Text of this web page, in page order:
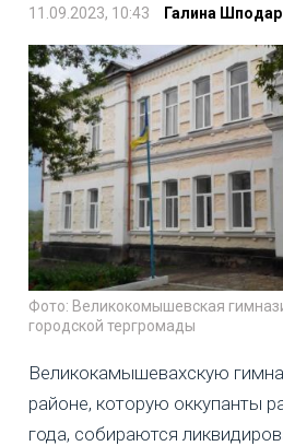
11.09.2023, 10:43 Галина
Фото: Великокомышевская
городской тергромады
Великокамышевахскую
районе, которую оккупанты
года, собираются